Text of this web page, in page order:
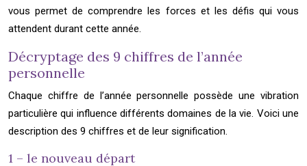
vous permet de comprendre les forces et les défis qui vous
attendent durant cette année.
Décryptage des 9 chiffres de l’année
personnelle
Chaque chiffre de l’année personnelle possède une vibration
particulière qui influence différents domaines de la vie. Voici une
description des 9 chiffres et de leur signification.
1 – le nouveau départ